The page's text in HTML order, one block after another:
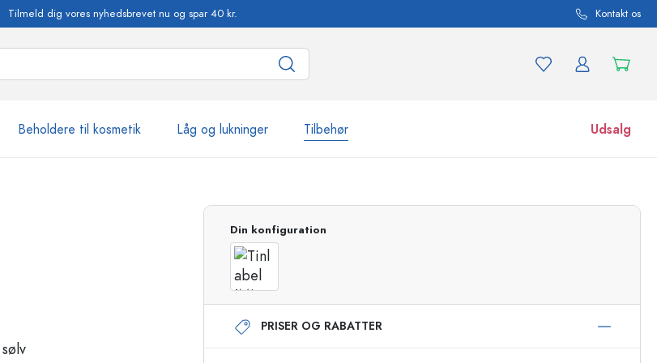
Tilmeld dig vores nyhedsbrevet nu og spar 40 kr. Kontakt os
Beholdere til kosmetik Låg og lukninger Tilbehør Udsalg
Sprayflasker
Airless-dispensere
Roll-on flasker
Glas
Din konfiguration
PRISER OG RABATTER